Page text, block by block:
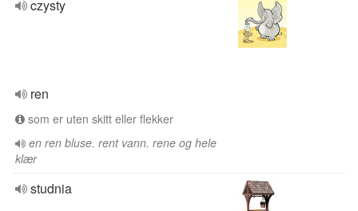
czysty
ren
som er uten skitt eller flekker
en ren bluse. rent vann. rene og hele
klær
studnia